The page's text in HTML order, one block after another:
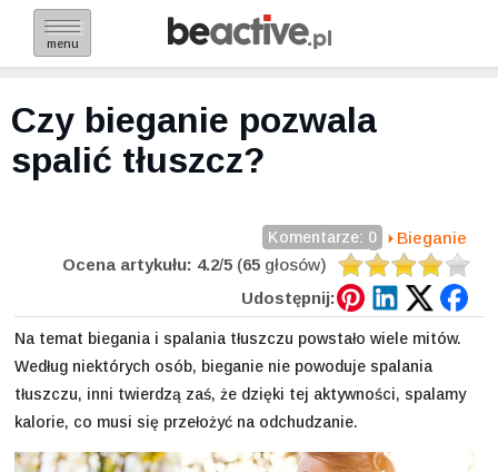
menu
Czy bieganie pozwala
spalić tłuszcz?
Bieganie
Komentarze: 0
Ocena artykułu: 4.2/5 (65 głosów)
Udostępnij:
Na temat biegania i spalania tłuszczu powstało wiele mitów.
Według niektórych osób, bieganie nie powoduje spalania
tłuszczu, inni twierdzą zaś, że dzięki tej aktywności, spalamy
kalorie, co musi się przełożyć na odchudzanie.